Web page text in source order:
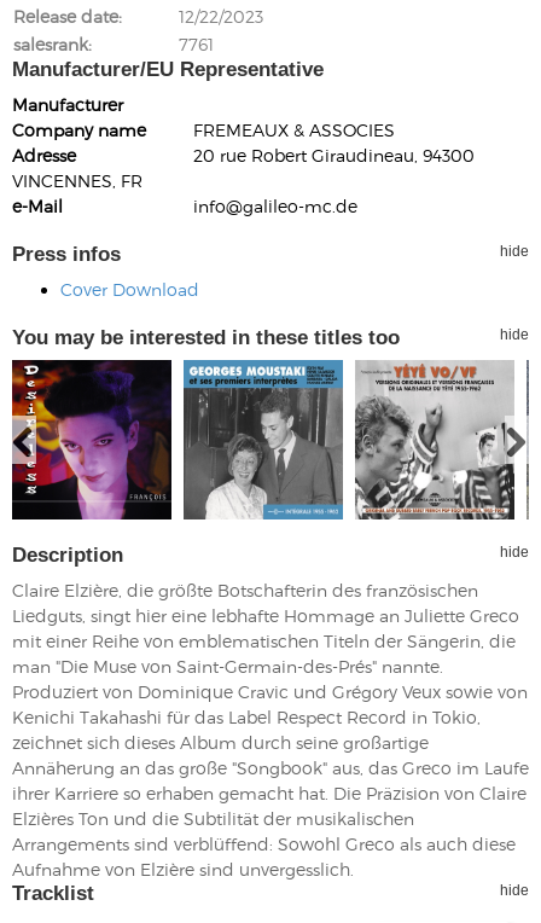
Release date
12/22/2023
salesrank
7761
Manufacturer/EU Representative
Manufacturer
Company name
FREMEAUX & ASSOCIES
Adresse
20 rue Robert Giraudineau, 94300
VINCENNES, FR
e-Mail
info@galileo-mc.de
Press infos hide
Cover Download
You may be interested in these titles too hide
Description hide
Claire Elzière, die größte Botschafterin des französischen
Liedguts, singt hier eine lebhafte Hommage an Juliette Greco
mit einer Reihe von emblematischen Titeln der Sängerin, die
man "Die Muse von Saint-Germain-des-Prés" nannte.
Produziert von Dominique Cravic und Grégory Veux sowie von
Kenichi Takahashi für das Label Respect Record in Tokio,
zeichnet sich dieses Album durch seine großartige
Annäherung an das große "Songbook" aus, das Greco im Laufe
ihrer Karriere so erhaben gemacht hat. Die Präzision von Claire
Elzières Ton und die Subtilität der musikalischen
Arrangements sind verblüffend: Sowohl Greco als auch diese
Aufnahme von Elzière sind unvergesslich.
Tracklist hide